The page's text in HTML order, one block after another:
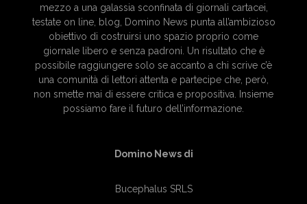
mezzo a una galassia sconfinata di giornali cartacei,
testate on line, blog, Domino News punta all’ambizioso
obiettivo di costruirsi uno spazio proprio come
giornale libero e senza padroni. Un risultato che è
possibile raggiungere solo se accanto a chi scrive c’è
una comunità di lettori attenta e partecipe che, però,
non smette mai di essere critica e propositiva. Insieme
possiamo fare il futuro dell’informazione.
Domino News di
Bucephalus SRLS